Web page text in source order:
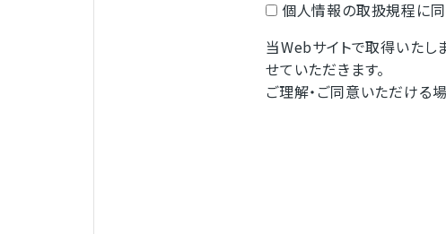
個人情報の取扱規程に
当Webサイトで取得いたし
せていただきます。
ご理解・ご同意いただける